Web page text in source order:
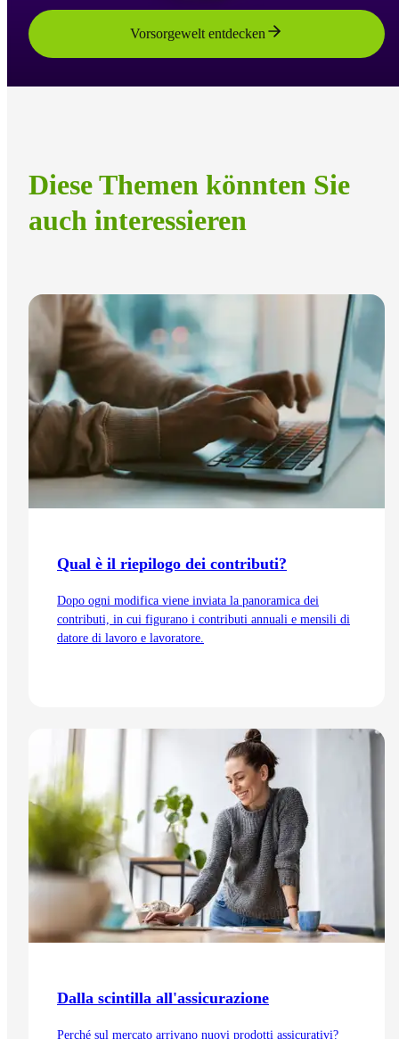
Vorsorgewelt entdecken
Diese Themen könnten Sie
auch interessieren
Qual è il riepilogo dei contributi?
Dopo ogni modifica viene inviata la panoramica dei
contributi, in cui figurano i contributi annuali e mensili di
datore di lavoro e lavoratore.
Vai all'articolo
Dalla scintilla all'assicurazione
Perché sul mercato arrivano nuovi prodotti assicurativi?